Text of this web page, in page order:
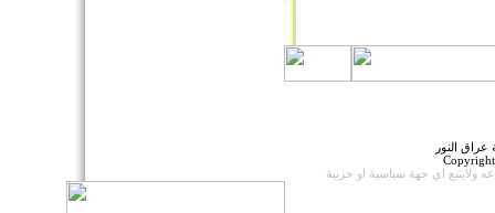
النور
ولايتبع اي جهة سياسية او حزبية